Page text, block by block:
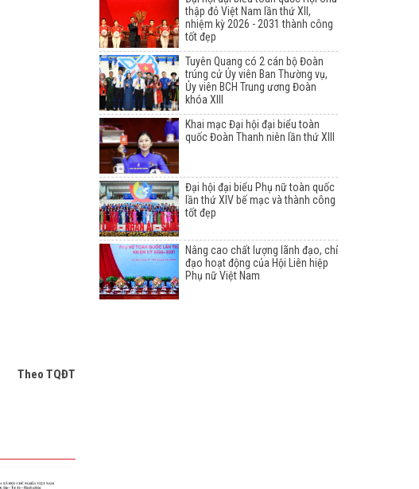
Theo TQĐT
thập đỏ Việt Nam lần thứ XII,
nhiệm kỳ 2026 - 2031 thành công
tốt đẹp
Tuyên Quang có 2 cán bộ Đoàn
trúng cử Ủy viên Ban Thường vụ,
Ủy viên BCH Trung ương Đoàn
khóa XIII
Khai mạc Đại hội đại biểu toàn
quốc Đoàn Thanh niên lần thứ XIII
Đại hội đại biểu Phụ nữ toàn quốc
lần thứ XIV bế mạc và thành công
tốt đẹp
Nâng cao chất lượng lãnh đạo, chỉ
đạo hoạt động của Hội Liên hiệp
Phụ nữ Việt Nam